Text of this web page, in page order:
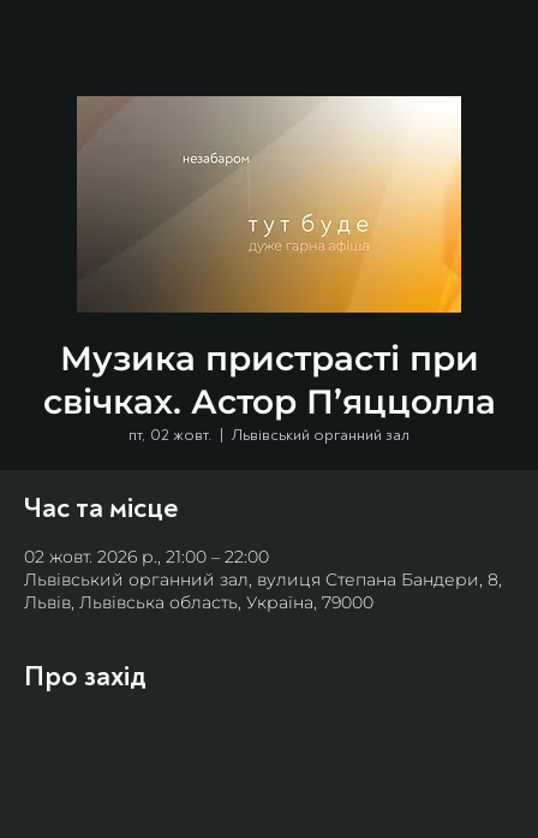
Музика пристрасті при
свічках. Астор П’яццолла
пт, 02 жовт.
  |
Львівський органний зал
Час та місце
02 жовт. 2026 р., 21:00 – 22:00
Львівський органний зал, вулиця Степана Бандери, 8,
Львів, Львівська область, Україна, 79000
Про захід